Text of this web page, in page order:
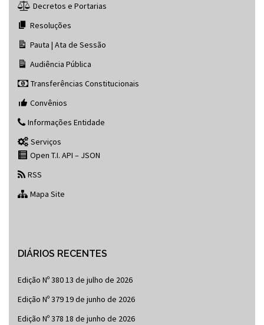
Decretos e Portarias
Resoluções
Pauta | Ata de Sessão
Audiência Pública
Transferências Constitucionais
Convênios
Informações Entidade
Serviços
Open T.I. API – JSON
RSS
Mapa Site
DIÁRIOS RECENTES
Edição Nº 38013 de julho de 2026
Edição Nº 37919 de junho de 2026
Edição Nº 378 18 de junho de 2026